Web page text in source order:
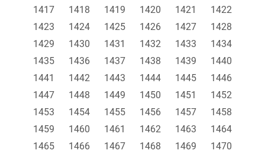
1417
1418 1419 1420 1421
1422
1423
1424 1425 1426 1427
1428
1429
1430 1431 1432 1433
1434
1435
1436 1437 1438 1439
1440
1441
1442 1443 1444 1445
1446
1447
1448 1449 1450 1451
1452
1453
1454 1455 1456 1457
1458
1459
1460 1461 1462 1463
1464
1465
1466 1467 1468 1469
1470